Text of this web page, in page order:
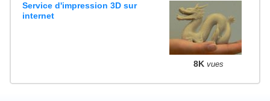
Service d'impression 3D sur
internet
8K vues